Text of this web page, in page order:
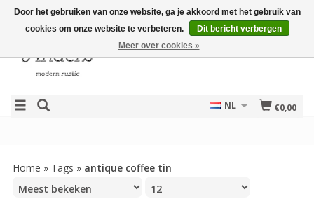
€0,00
NL
Home » Tags » antique coffee tin
Door het gebruiken van onze website, ga je akkoord met het gebruik van
cookies om onze website te verbeteren.
Dit bericht verbergen
Meer over cookies »